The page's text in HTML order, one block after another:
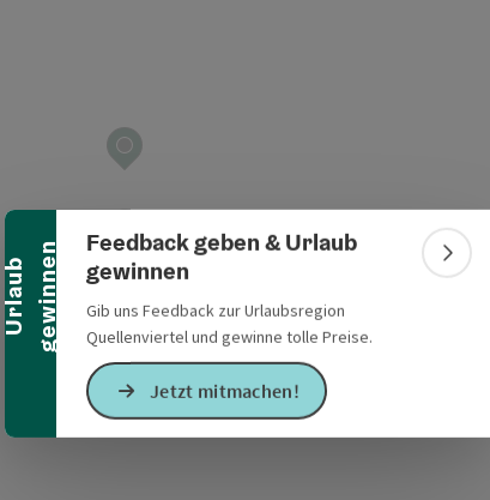
U
r
l
a
u
b
g
e
w
i
n
n
e n
Banner einklappen
Feedback geben & Urlaub
gewinnen
Gib uns Feedback zur Urlaubsregion
Quellenviertel und gewinne tolle Preise.
Jetzt mitmachen!